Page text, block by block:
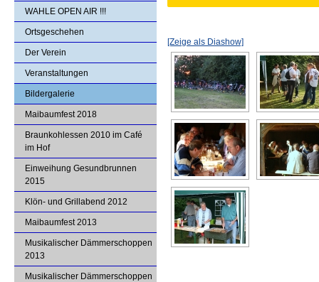
WAHLE OPEN AIR !!!
Ortsgeschehen
Der Verein
Veranstaltungen
Bildergalerie
Maibaumfest 2018
Braunkohlessen 2010 im Café
im Hof
Einweihung Gesundbrunnen
2015
Klön- und Grillabend 2012
Maibaumfest 2013
Musikalischer Dämmerschoppen
2013
Musikalischer Dämmerschoppen
[Zeige als Diashow]